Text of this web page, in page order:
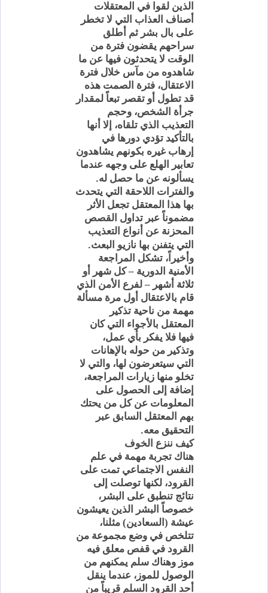
الذين لقوا في المعتقلات
أصناف العذاب التي لا تخطر
على بال بشر ثم أطلق
سراحهم يقضون فترة من
الوقت لا يتحدثون فيها عن ما
شاهدوه من مآس خلال فترة
الاعتقال، فترة الصمت هذه
قد تطول أو تقصر تبعاً لمقدار
جرأة الشخص، وحجم
التعذيب الذي تلقاه، إلا أنها
بالتأكيد تؤدي دورها في
إرهاب غيره بكونهم يشاهدون
تعابير
الهلع على وجهه عندما
يسألونه عن ما حصل له.
والفترات اللاحقة التي يتحدث
بها هذا المعتقلتجعل الأثر
مضموناً عبر تداول القصص
المحزنة عن أنواع التعذيب
التي يتفنن بها نازيو البعث.
وأخيراً، تشكل المراجعة
الأمنية الدورية – كل شهر أو
ثلاثة أشهر – لفرع الأمن الذي
قام بالاعتقال أول مرة مسألة
مهمة من ناحية تذكير
المعتقل بالأجواء التي كان
فيها فلا يفكر بأي عمل،
وتذكير من حوله بالإهانات
التي سيتعرضون لها، والتي لا
تخلو منها زيارات المراجعة،
إضافة إلى الحصول على
المعلومات عن كل من يحتك
بهم المعتقل السابق عبر
التحقيق معه.
كيف ننزع الخوف
هناك تجربة مهمة في علم
النفس الاجتماعي تمت على
القرود، لكنها توصلت إلى
نتائج تنطبق على البشر،
خصوصاً البشر الذين يعيشون
عيشة ( السعادين) مثلنا،
تتلخص في وضع مجموعة من
القرود في قفص معلق فيه
موز وهناك سلم يمكنهم من
الوصول للموز، عندما ينقل
أحد القرود السلم قريباً من